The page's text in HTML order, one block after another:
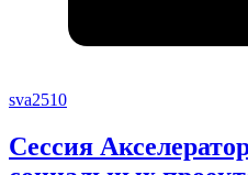
sva2510
Сессия